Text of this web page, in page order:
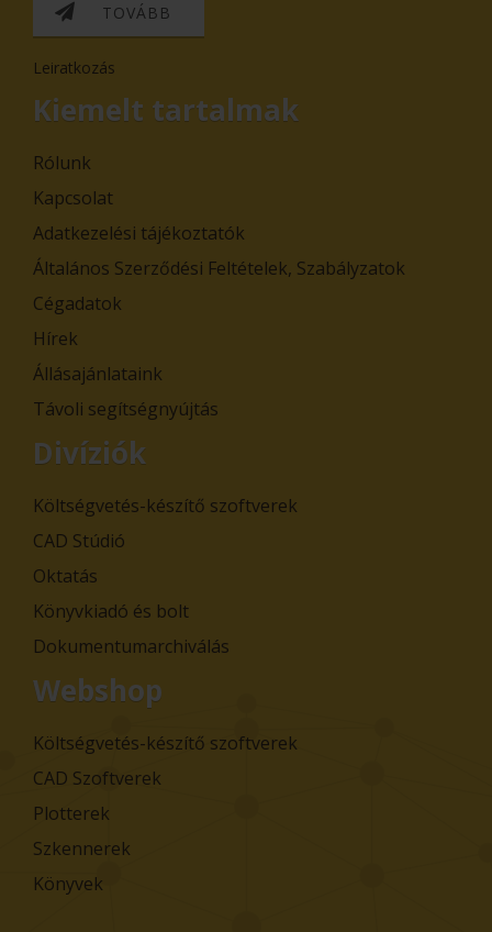
TOVÁBB
Leiratkozás
Kiemelt tartalmak
Rólunk
Kapcsolat
Adatkezelési tájékoztatók
Általános Szerződési Feltételek, Szabályzatok
Cégadatok
Hírek
Állásajánlataink
Távoli segítségnyújtás
Divíziók
Költségvetés-készítő szoftverek
CAD Stúdió
Oktatás
Könyvkiadó és bolt
Dokumentumarchiválás
Webshop
Költségvetés-készítő szoftverek
CAD Szoftverek
Plotterek
Szkennerek
Könyvek